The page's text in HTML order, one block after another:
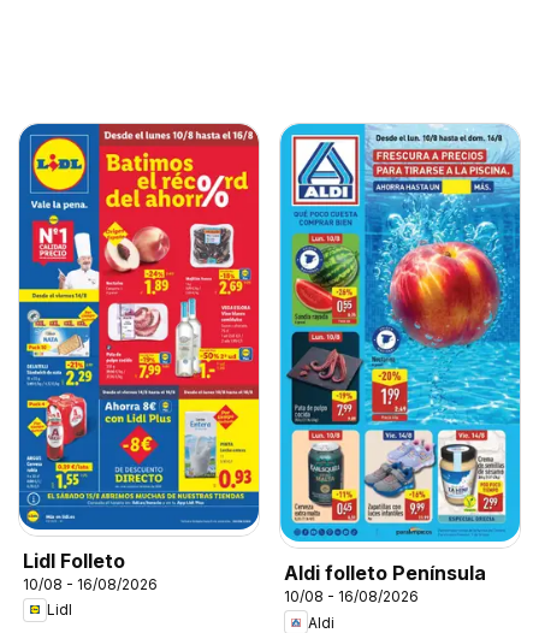
Lidl Folleto
10/08 - 16/08/2026
Lidl
Aldi folleto Península
10/08 - 16/08/2026
Aldi